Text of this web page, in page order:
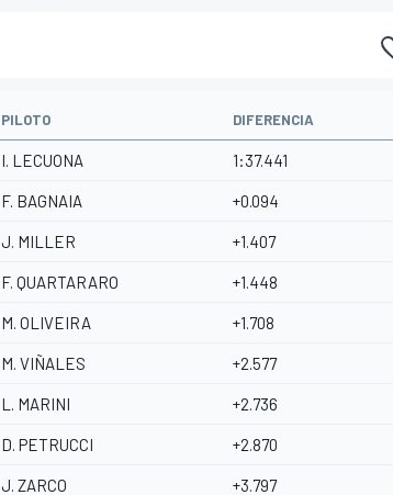
PILOTO DIFERENCIA
I. LECUONA 1:37.441
F. BAGNAIA +0.094
J. MILLER +1.407
F. QUARTARARO +1.448
M. OLIVEIRA +1.708
M. VIÑALES +2.577
L. MARINI +2.736
D. PETRUCCI +2.870
J. ZARCO +3.797